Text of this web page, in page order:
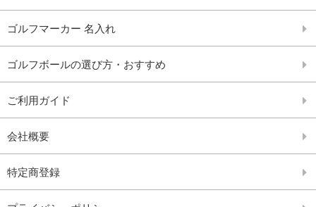
ゴルフマーカー 名入れ
ゴルフボールの選び方・おすすめ
ご利用ガイド
会社概要
特定商登録